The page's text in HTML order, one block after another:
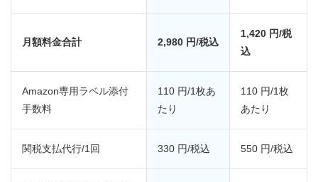
月額料金合計 2,980 円/税込
1,420 円/税
込
Amazon専用ラベル添付
手数料
110 円/1枚あ
たり
110 円/1枚
あたり
関税支払代行/1回 330 円/税込 550 円/税込